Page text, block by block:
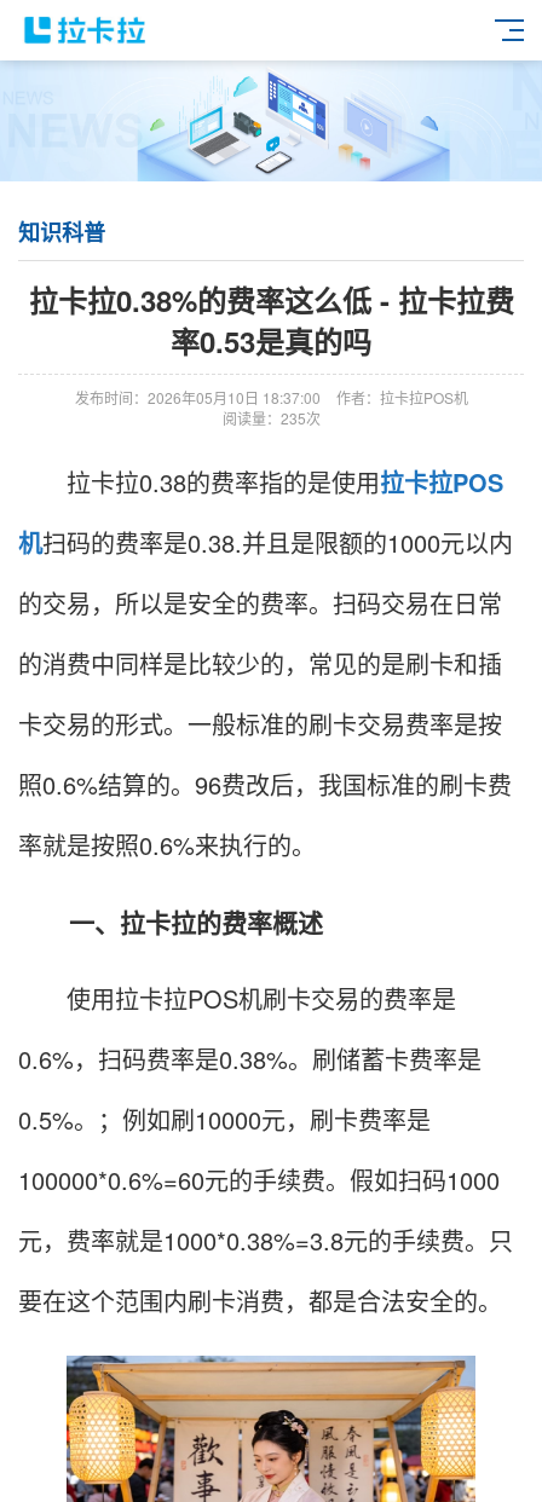
知识科普
拉卡拉0.38%的费率这么低 - 拉卡拉费
率0.53是真的吗
发布时间：2026年05月10日 18:37:00
作者：拉卡拉POS机
阅读量：235次
拉卡拉0.38的费率指的是使用拉卡拉POS
机扫码的费率是0.38.并且是限额的1000元以内
的交易，所以是安全的费率。扫码交易在日常
的消费中同样是比较少的，常见的是刷卡和插
卡交易的形式。一般标准的刷卡交易费率是按
照0.6%结算的。96费改后，我国标准的刷卡费
率就是按照0.6%来执行的。
一、拉卡拉的费率概述
使用拉卡拉POS机刷卡交易的费率是
0.6%，扫码费率是0.38%。刷储蓄卡费率是
0.5%。；例如刷10000元，刷卡费率是
100000*0.6%=60元的手续费。假如扫码1000
元，费率就是1000*0.38%=3.8元的手续费。只
要在这个范围内刷卡消费，都是合法安全的。